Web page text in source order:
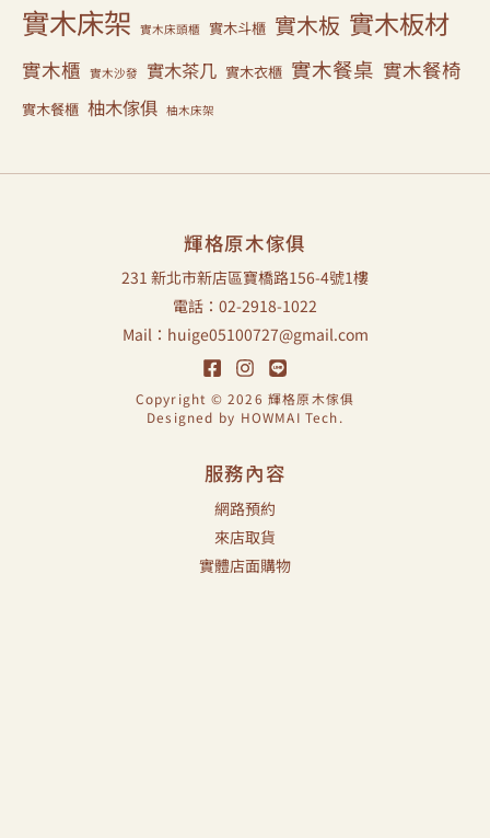
實木床架 實木床頭櫃 實木斗櫃 實木板 實木板材
實木櫃 實木沙發 實木茶几 實木衣櫃 實木餐桌 實木餐椅
實木餐櫃 柚木傢俱 柚木床架
輝格原木傢俱
231 新北市新店區寶橋路156-4號1樓
電話：02-2918-1022
Mail：huige05100727@gmail.com
Copyright © 2026 輝格原木傢俱
Designed by HOWMAI Tech.
服務內容
網路預約
來店取貨
實體店面購物